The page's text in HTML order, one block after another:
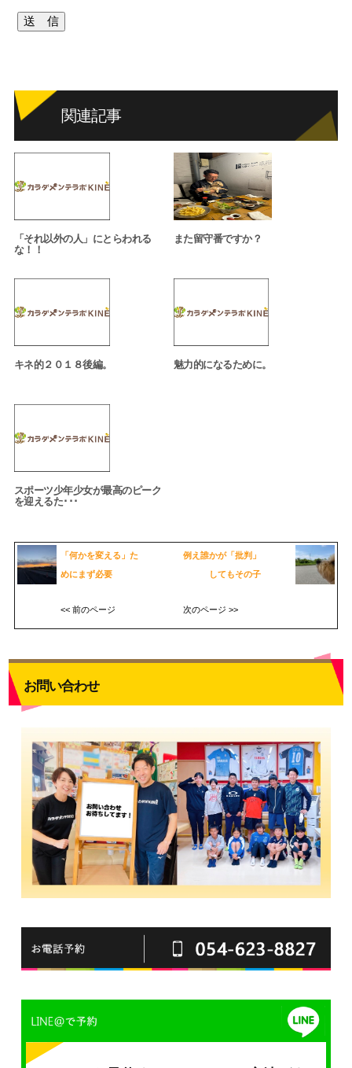
関連記事
「それ以外の人」にとらわれる
な！！
また留守番ですか？
キネ的２０１８後編。 魅力的になるために。
スポーツ少年少女が最高のピーク
を迎えるた･･･
「何かを変える」た
めにまず必要
<< 前のページ
例え誰かが「批判」
してもその子
次のページ >>
お問い合わせ